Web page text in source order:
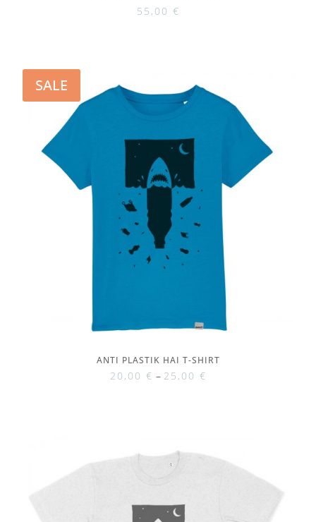
55,00 €
SALE
ANTI PLASTIK HAI T-SHIRT
20,00 € – 25,00 €